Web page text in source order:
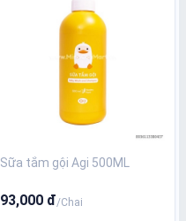
Sữa tắm gội Agi 500ML
93,000 đ/Chai